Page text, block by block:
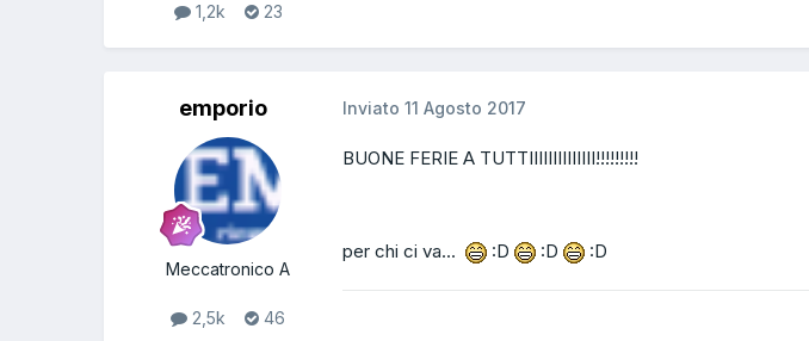
1,2k 23
emporio
Meccatronico A
2,5k 46
Inviato 11 Agosto 2017
BUONE FERIE A TUTTIIIIIIIIIIIIII!!!!!!!!!
per chi ci va... :D :D :D